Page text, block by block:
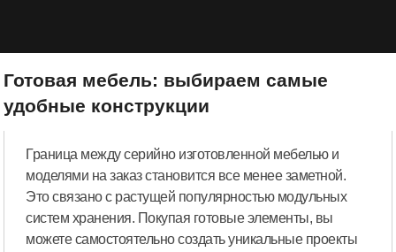
Готовая мебель: выбираем самые
удобные конструкции
Граница между серийно изготовленной мебелью и
моделями на заказ становится все менее заметной.
Это связано с растущей популярностью модульных
систем хранения. Покупая готовые элементы, вы
можете самостоятельно создать уникальные проекты